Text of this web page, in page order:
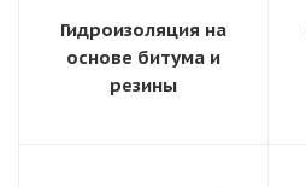
Гидроизоляция на
основе битума и
резины